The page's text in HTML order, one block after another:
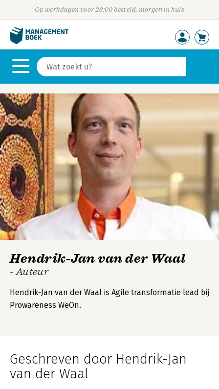
Op werkdagen voor 23:00 besteld, morgen in huis
Hendrik-Jan van der Waal
- Auteur
Hendrik-Jan van der Waal is Agile transformatie lead bij
Prowareness WeOn.
Geschreven door Hendrik-Jan
van der Waal